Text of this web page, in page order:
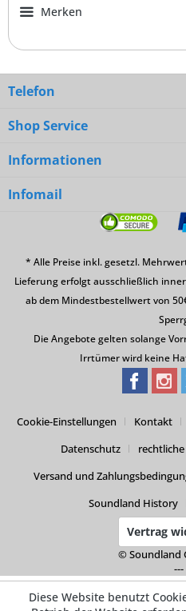
Merken
Telefon
Shop Service
Informationen
Infomail
* Alle Preise inkl. gesetzl.
Lieferung erfolgt ausschließlich
ab dem Mindestbestellwert von
Die Angebote gelten solange
Irrtümer wird keine
Cookie-Einstellungen Kontakt
Datenschutz
Versand und
Soundland History
Vertrag
© Soundland
---
Diese Website benutzt